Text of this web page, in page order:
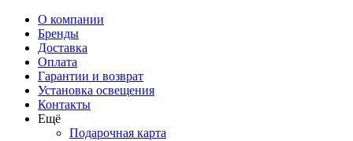
О компании
Бренды
Доставка
Оплата
Гарантии и возврат
Установка освещения
Контакты
Ещё
Подарочная карта